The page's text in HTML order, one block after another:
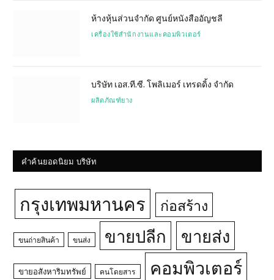
ห้างหุ้นส่วนจำกัด ศูนย์หนังสืออัญชลี
เครื่องใช้สำนักงานและคอมพิวเตอร์
บริษัท เอส.ที.ซี. โพลิเมอร์ เทรดดิ้ง จำกัด
ผลิตภัณฑ์ยาง
คำค้นยอดนิยม บริษัท
กรุงเทพมหานคร ก่อสร้าง
ขนถ่ายสินค้า ขนส่ง ขายปลีก ขายส่ง
ขายอสังหาริมทรัพย์ คนโดยสาร คอมพิวเตอร์